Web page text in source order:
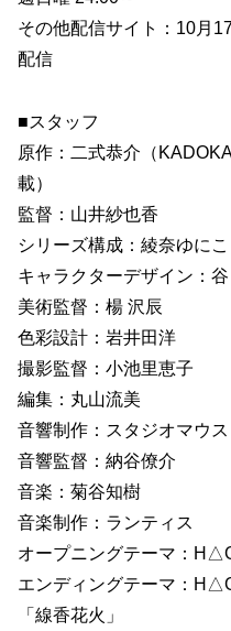
その他配信サイト：10月
配信
■スタッフ
原作：二式恭介（
載）
監督：山井紗也香
シリーズ構成：綾奈ゆにこ
キャラクターデザイン：
美術監督：楊 沢辰
色彩設計：岩井田洋
撮影監督：小池里恵子
編集：丸山流美
音響制作：スタジオマウス
音響監督：納谷僚介
音楽：菊谷知樹
音楽制作：ランティス
オープニングテーマ：
エンディングテーマ：
「線香花火」